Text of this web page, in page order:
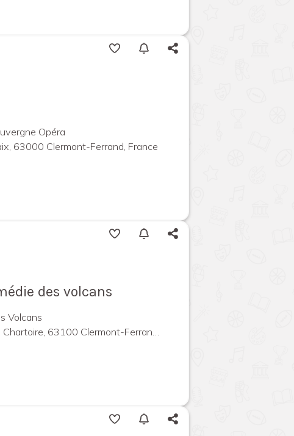
Opéra
63000 Clermont-Ferrand, France
des volcans
Volcans
63100 Clermont-Ferrand, France